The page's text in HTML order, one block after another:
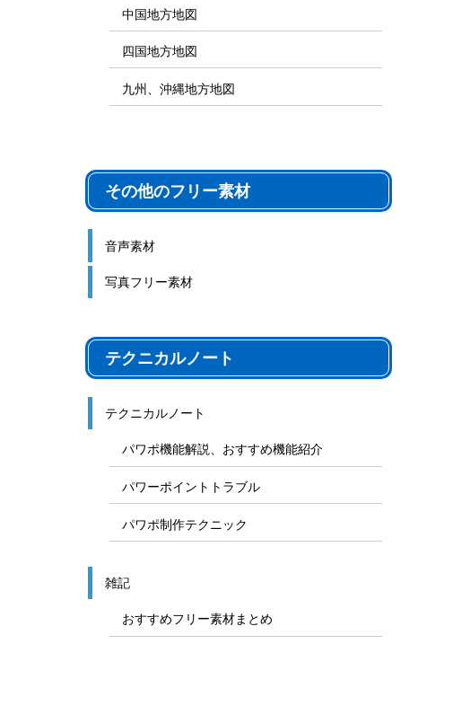
中国地方地図
四国地方地図
九州、沖縄地方地図
その他のフリー素材
音声素材
写真フリー素材
テクニカルノート
テクニカルノート
パワポ機能解説、おすすめ機能紹介
パワーポイントトラブル
パワポ制作テクニック
雑記
おすすめフリー素材まとめ